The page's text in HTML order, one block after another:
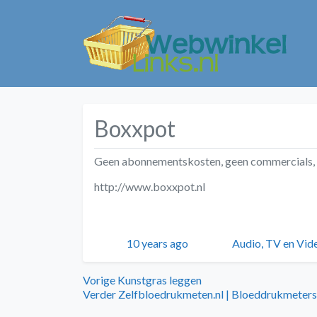
Boxxpot
Geen abonnementskosten, geen
http://www.boxxpot.nl
Geplaatst
10 years ago AuteurCategorieën
Audio, TV en
Bericht
Vorige Vorig
bericht:
Kunstgras leggen
Verder Volgend
Zelfbloedrukmeten.nl | Bloeddrukmeters